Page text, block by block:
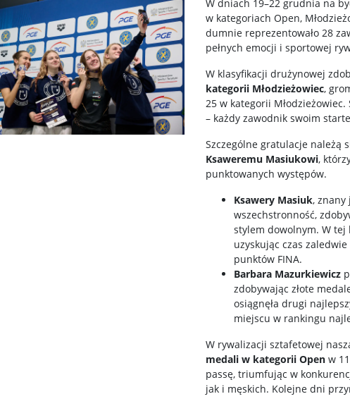
W dniach 19–22 grudnia na
w kategoriach Open,
dumnie reprezentowało 28
pełnych emocji i sportowej
W klasyfikacji drużynowej
kategorii Młodzieżowiec,
25 w kategorii
– każdy zawodnik swoim
Szczególne gratulacje należą
Ksaweremu Masiukowi,
punktowanych występów.
Ksawery Masiuk, znany
wszechstronność,
stylem dowolnym. W tej
uzyskując czas
punktów FINA.
Barbara Mazurkiewicz
zdobywając złote
osiągnęła drugi
miejscu w rankingu
W rywalizacji sztafetowej
medali w kategorii Openw
passę, triumfując w
jak i męskich. Kolejne dni